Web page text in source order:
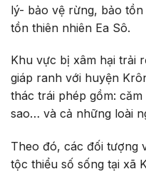
lý- bảo vệ rừng, bảo
tồn thiên nhiên Ea Sô.
Khu vực bị xâm hại trải
giáp ranh với huyện
thác trái phép gồm:
sao… và cả những loài
Theo đó, các đối tượng
tộc thiểu số sống tại xã